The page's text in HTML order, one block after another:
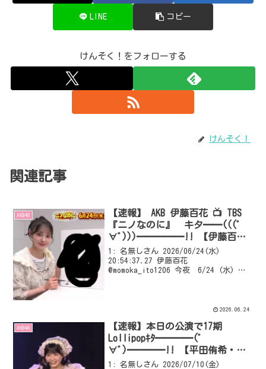
LINE コピー
けんそく！をフォローする
けんそく！
関連記事
AKB48
【速報】 AKB 伊藤百花 📺 TBS
『ニノなのに』 キタ━━(((ﾟ
∀ﾟ)))━━━━━!! 【伊藤百花
は絵が上手くなるか？】
1: 名無しさん 2026/06/24(水)
20:54:37.27 伊藤百花
@momoka_ito1206 今夜 6/24 (水) よ
2026.06.24
AKB48
【速報】本日の公演で17期
Lollipopｷﾀ━━━━(ﾟ
∀ﾟ)━━━━!! 【平田侑希・橋
本恵理子・布袋百椛】
1: 名無しさん 2026/07/10(金)